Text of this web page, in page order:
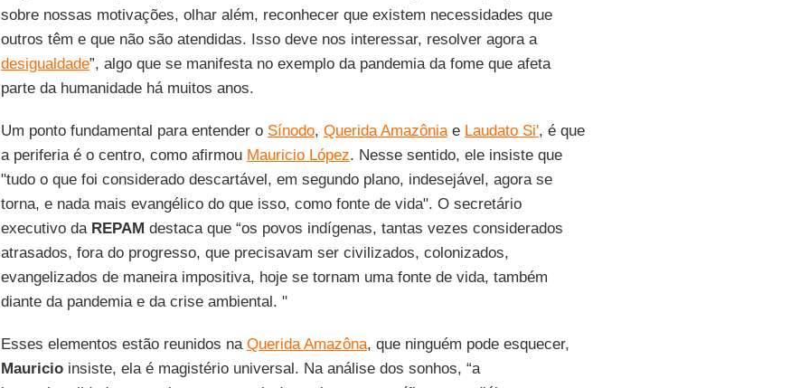
sobre nossas motivações, olhar além, reconhecer que existem necessidades que
outros têm e que não são atendidas. Isso deve nos interessar, resolver agora a
desigualdade”, algo que se manifesta no exemplo da pandemia da fome que afeta
parte da humanidade há muitos anos.
Um ponto fundamental para entender o Sínodo, Querida Amazôniae Laudato Si', é que
a periferia é o centro, como afirmou Mauricio López. Nesse sentido, ele insiste que
"tudo o que foi considerado descartável, em segundo plano, indesejável, agora se
torna, e nada mais evangélico do que isso, como fonte de vida". O secretário
executivo da REPAM destaca que “os povos indígenas, tantas vezes considerados
atrasados, fora do progresso, que precisavam ser civilizados, colonizados,
evangelizados de maneira impositiva, hoje se tornam uma fonte de vida, também
diante da pandemia e da crise ambiental. "
Esses elementos estão reunidos na Querida Amazôna, que ninguém pode esquecer,
Mauricioinsiste, ela é magistério universal. Na análise dos sonhos, “a